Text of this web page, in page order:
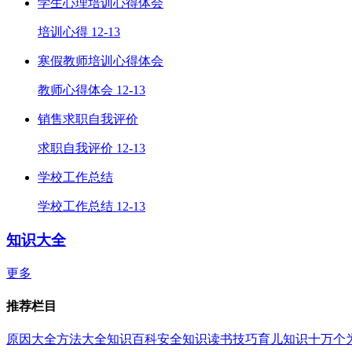
学生心理培训心得体会
培训心得 12-13
寒假教师培训心得体会
教师心得体会 12-13
销售求职自我评价
求职自我评价 12-13
学校工作总结
学校工作总结 12-13
知识大全
更多
推荐栏目
原因大全方法大全知识百科安全知识读书技巧育儿知识十万个